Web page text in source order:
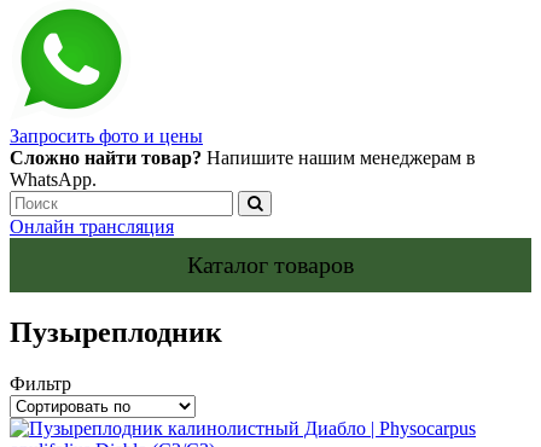
Запросить фото и цены
Сложно найти товар? Напишите нашим менеджерам в
WhatsApp.
Онлайн трансляция
Каталог товаров
Пузыреплодник
Фильтр